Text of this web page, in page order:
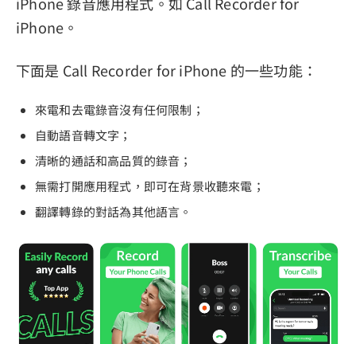
iPhone。
下面是 Call Recorder for iPhone 的一些功能：
來電和去電錄音沒有任何限制；
自動語音轉文字；
清晰的通話和高品質的錄音；
無需打開應用程式，即可在背景收聽來電；
翻譯轉錄的對話為其他語言。